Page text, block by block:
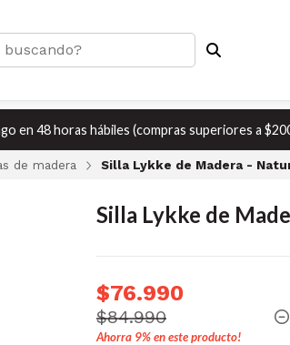
en 48 horas hábiles (compras superiores a
de madera Silla Lykke de Madera -
Silla Lykke de
$76.990
$84.990
Ahorra 9%en este producto!